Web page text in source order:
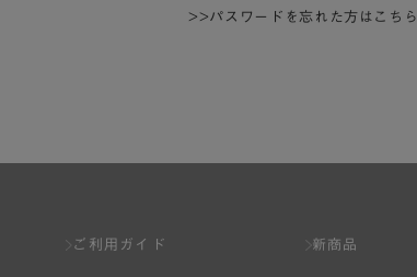
>>パスワードを忘れた方はこちら
ご利用ガイド 新商品